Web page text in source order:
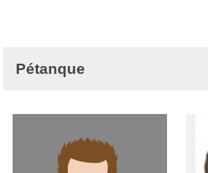
Pétanque